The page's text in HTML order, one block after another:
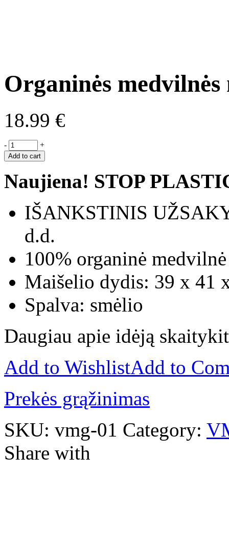
Organinės
18.99 €
- +
Add to cart
Naujiena! STOP
IŠANKSTINIS
d.d.
100% organinė medvilnė
Maišelio dydis: 39 x 41
Spalva: smėlio
Daugiau apie idėją
Add to WishlistAdd to
Prekės grąžinimas
SKU: vmg-01 Category:
Share with